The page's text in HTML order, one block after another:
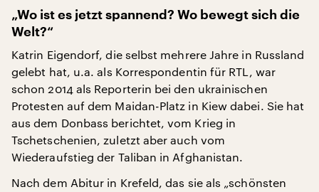
„Wo ist es jetzt spannend? Wo bewegt sich die
Welt?“
Katrin Eigendorf, die selbst mehrere Jahre in Russland
gelebt hat, u.a. als Korrespondentin für RTL, war
schon 2014 als Reporterin bei den ukrainischen
Protesten auf dem Maidan-Platz in Kiew dabei. Sie hat
aus dem Donbass berichtet, vom Krieg in
Tschetschenien, zuletzt aber auch vom
Wiederaufstieg der Taliban in Afghanistan.
Nach dem Abitur in Krefeld, das sie als „schönsten